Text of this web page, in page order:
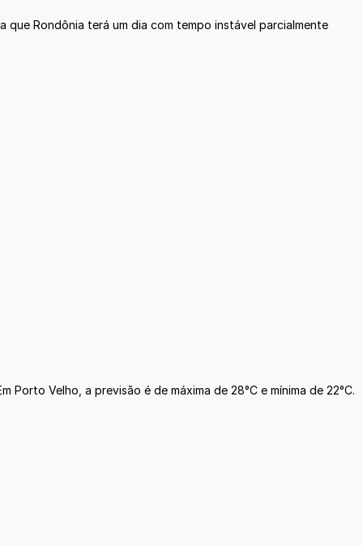
Rondônia terá um dia com tempo instável parcialmente
Porto Velho, a previsão é de máxima de 28°C e mínima de 22°C.